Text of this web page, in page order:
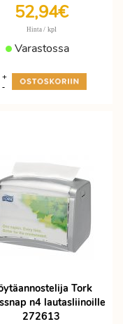
52,94€
Hinta / kpl
Varastossa
-
+
Tork
n4 lautasliinoille
272613